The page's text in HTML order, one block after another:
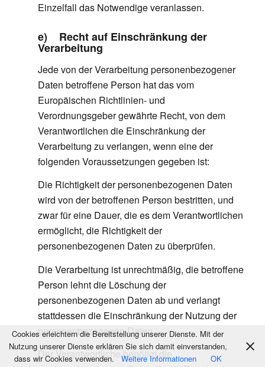
Einzelfall das Notwendige veranlassen.
e) Recht auf Einschränkung der
Verarbeitung
Jede von der Verarbeitung personenbezogener
Daten betroffene Person hat das vom
Europäischen Richtlinien- und
Verordnungsgeber gewährte Recht, von dem
Verantwortlichen die Einschränkung der
Verarbeitung zu verlangen, wenn eine der
folgenden Voraussetzungen gegeben ist:
Die Richtigkeit der personenbezogenen Daten
wird von der betroffenen Person bestritten, und
zwar für eine Dauer, die es dem Verantwortlichen
ermöglicht, die Richtigkeit der
personenbezogenen Daten zu überprüfen.
Die Verarbeitung ist unrechtmäßig, die betroffene
Person lehnt die Löschung der
personenbezogenen Daten ab und verlangt
stattdessen die Einschränkung der Nutzung der
personenbezogenen Daten.
Der Verantwortliche benötigt die
Cookies erleichtern die Bereitstellung unserer Dienste. Mit der
Nutzung unserer Dienste erklären Sie sich damit einverstanden,
dass wir Cookies verwenden.
Weitere Informationen OK